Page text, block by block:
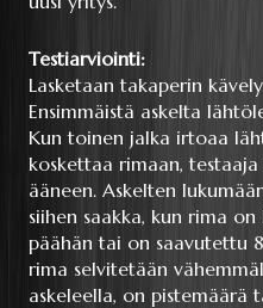
Testiarviointi:
Lasketaan takaperin
Ensimmäistä askelta
Kun toinen jalka irtoaa
koskettaa rimaan, testaaja
ääneen. Askelten
siihen saakka, kun rima
päähän tai on saavutettu
rima selvitetään
askeleella, on pistemäärä